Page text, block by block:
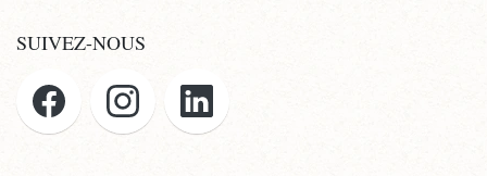
SUIVEZ-NOUS